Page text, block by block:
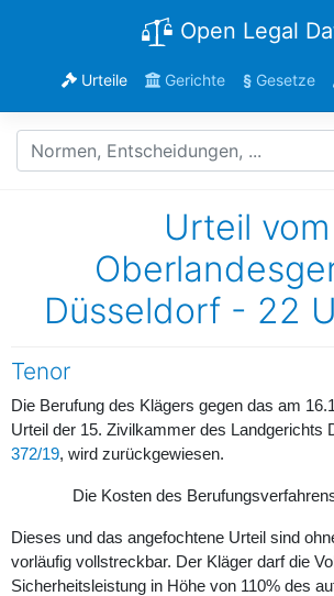
Open Legal
Urteile Gerichte §Gesetze
Urteil vom
Düsseldorf - 22
Tenor
Die Berufung des Klägers gegen das am
Urteil der 15. Zivilkammer des Landgerichts
372/19, wird zurückgewiesen.
Die Kosten des Berufungsverfahrens
Dieses und das angefochtene Urteil sind
vorläufig vollstreckbar. Der Kläger darf die
Sicherheitsleistung in Höhe von 110% des